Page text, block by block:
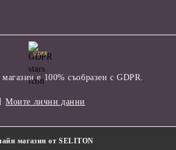
GDPR
е 100% съобразен с GDPR.
Моите лични данни
магазин от SELITON